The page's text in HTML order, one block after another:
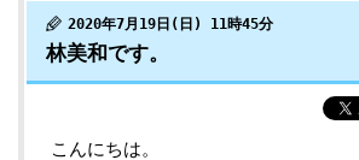
2020年7月19日(日) 11時45分
林美和です。
こんにちは。